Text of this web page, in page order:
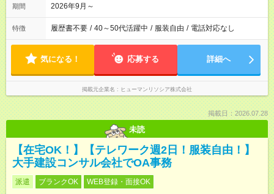
期間 2026年9月～
特徴 履歴書不要 / 40～50代活躍中 / 服装自由 / 電話対応なし
気になる！ 応募する 詳細へ
掲載元企業名 ヒューマンリソシア株式会社
掲載日：2026.07.28
未読
【在宅OK！】【テレワーク週2日！服装自由！】
大手建設コンサル会社でOA事務
派遣 ブランクOK WEB登録・面接OK